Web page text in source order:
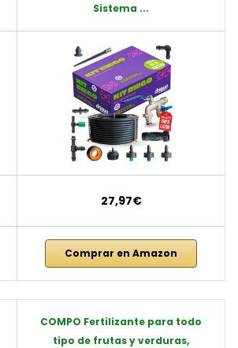
Sistema ...
27,97€
Comprar en Amazon
COMPO Fertilizante para todo
tipo de frutas y verduras,